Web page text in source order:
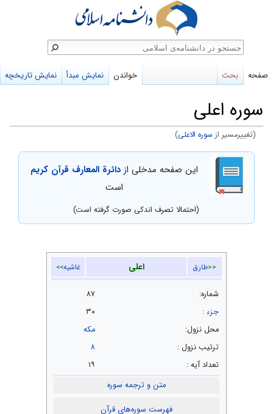
سوره اعلی
(تغییرمسیر از سوره الاعلى)
پرش
ناوبری
پرش
جستجو
این صفحه مدخلی از دائرة المعارف قرآن کریم
است
(احتمالا تصرف اندکی صورت گرفته است)
<<طارق اعلی غاشیه>>
شماره:
۸۷
جزء :
۳۰
محل نزول:
مکه
ترتيب نزول :
۸
تعداد آیه :
۱۹
متن و ترجمه سوره
فهرست سوره‌های قرآن
صفحه بحث خواندن نمایش مبدأ نمایش تاریخچه
جستجو